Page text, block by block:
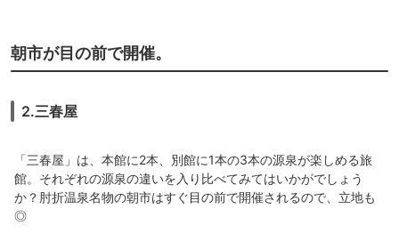
朝市が目の前で開催。
2.三春屋
「三春屋」は、本館に2本、別館に1本の3本の源泉が楽しめる旅
館。それぞれの源泉の違いを入り比べてみてはいかがでしょう
か？肘折温泉名物の朝市はすぐ目の前で開催されるので、立地も
◎